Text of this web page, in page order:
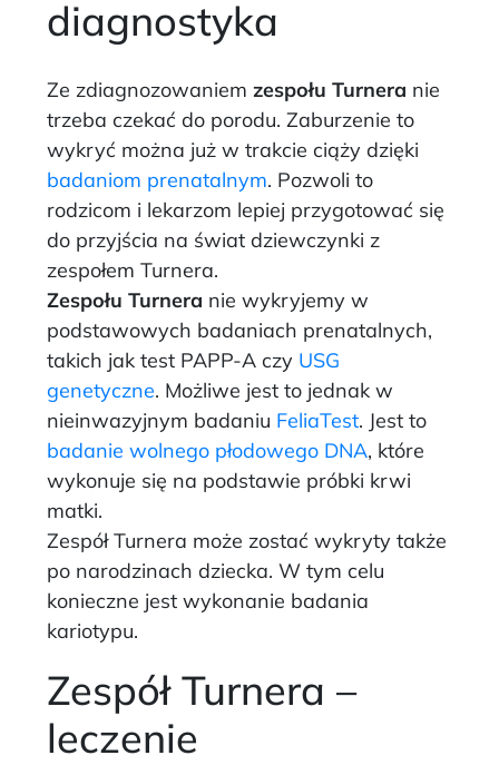
diagnostyka
Ze zdiagnozowaniem zespołu Turnera nie
trzeba czekać do porodu. Zaburzenie to
wykryć można już w trakcie ciąży dzięki
badaniom prenatalnym. Pozwoli to
rodzicom i lekarzom lepiej przygotować się
do przyjścia na świat dziewczynki z
zespołem Turnera.
Zespołu Turnera nie wykryjemy w
podstawowych badaniach prenatalnych,
takich jak test PAPP-A czy USG
genetyczne. Możliwe jest to jednak w
nieinwazyjnym badaniu FeliaTest. Jest to
badanie wolnego płodowego DNA, które
wykonuje się na podstawie próbki krwi
matki.
Zespół Turnera może zostać wykryty także
po narodzinach dziecka. W tym celu
konieczne jest wykonanie badania
kariotypu.
Zespół Turnera –
leczenie